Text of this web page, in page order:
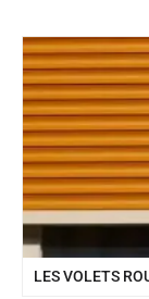
LES VOLETS